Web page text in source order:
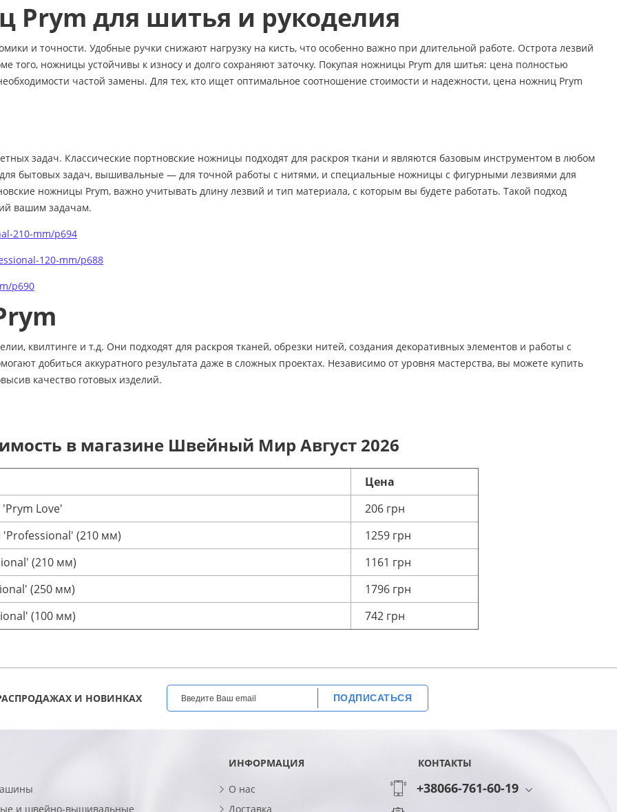
для шитья и рукоделия
и точности. Удобные ручки снижают нагрузку на кисть, что особенно важно при длительной работе. Острота лезвий
того, ножницы устойчивы к износу и долго сохраняют заточку. Покупая ножницы Prym для шитья: цена полностью
частой замены. Для тех, кто ищет оптимальное соотношение стоимости и надежности, цена ножниц Prym
задач. Классические портновские ножницы подходят для раскроя ткани и являются базовым инструментом в любом
бытовых задач, вышивальные — для точной работы с нитями, и специальные ножницы с фигурными лезвиями для
ножницы Prym, важно учитывать длину лезвий и тип материала, с которым вы будете работать. Такой подход
вашим задачам.
210-mm/p694
120-mm/p688
p690
квилтинге и т.д. Они подходят для раскроя тканей, обрезки нитей, создания декоративных элементов и работы с
добиться аккуратного результата даже в сложных проектах. Независимо от уровня мастерства, вы можете купить
качество готовых изделий.
в магазине Швейный Мир Август 2026
Цена
Love'
206 грн
(210 мм)
1259 грн
(210 мм)
1161 грн
(250 мм)
1796 грн
(100 мм)
742 грн
И НОВИНКАХ ПОДПИСАТЬСЯ
и швейно-вышивальные
ИНФОРМАЦИЯ
О нас
Доставка
КОНТАКТЫ
+38066-761-60-19